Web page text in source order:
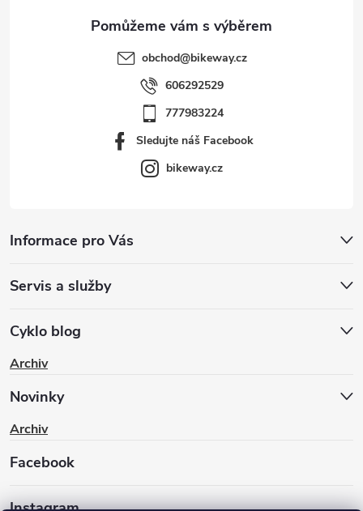
obchod@bikeway.cz
606292529
777983224
Sledujte náš Facebook
bikeway.cz
Informace pro Vás
Servis a služby
Cyklo blog
Archiv
Novinky
Archiv
Facebook